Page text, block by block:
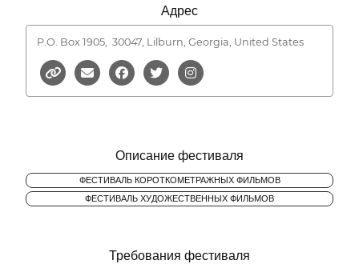
Адрес
P.O. Box 1905, 30047, Lilburn, Georgia, United States
Описание фестиваля
ФЕСТИВАЛЬ КОРОТКОМЕТРАЖНЫХ ФИЛЬМОВ
ФЕСТИВАЛЬ ХУДОЖЕСТВЕННЫХ ФИЛЬМОВ
Требования фестиваля